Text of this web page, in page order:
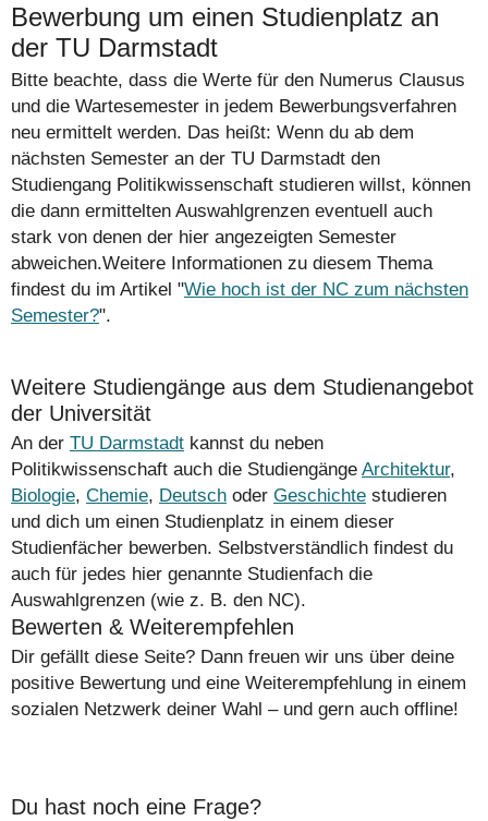
Bewerbung um einen Studienplatz an
der TU Darmstadt
Bitte beachte, dass die Werte für den Numerus Clausus
und die Wartesemester in jedem Bewerbungsverfahren
neu ermittelt werden. Das heißt: Wenn du ab dem
nächsten Semester an der TU Darmstadt den
Studiengang Politikwissenschaft studieren willst, können
die dann ermittelten Auswahlgrenzen eventuell auch
stark von denen der hier angezeigten Semester
abweichen.Weitere Informationen zu diesem Thema
findest du im Artikel "Wie hoch ist der NC zum nächsten
Semester?".
Weitere Studiengänge aus dem Studienangebot
der Universität
An der TU Darmstadt kannst du neben
Politikwissenschaft auch die Studiengänge Architektur,
Biologie, Chemie, Deutsch oder Geschichte studieren
und dich um einen Studienplatz in einem dieser
Studienfächer bewerben. Selbstverständlich findest du
auch für jedes hier genannte Studienfach die
Auswahlgrenzen (wie z. B. den NC).
Bewerten & Weiterempfehlen
Dir gefällt diese Seite? Dann freuen wir uns über deine
positive Bewertung und eine Weiterempfehlung in einem
sozialen Netzwerk deiner Wahl – und gern auch offline!
Du hast noch eine Frage?